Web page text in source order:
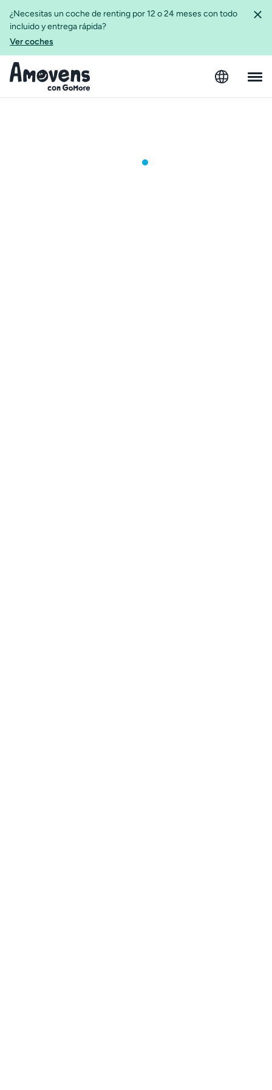
¿Necesitas un coche de renting por 12 o 24 meses con todo
incluido y entrega rápida?
Ver coches